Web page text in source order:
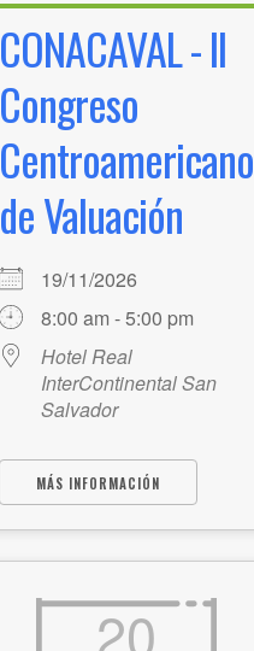
CONACAVAL - II
Congreso
Centroamericano
de Valuación
19/11/2026
8:00 am - 5:00 pm
Hotel Real
InterContinental San
Salvador
MÁS INFORMACIÓN
20